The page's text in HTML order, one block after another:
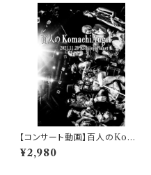
【コンサート動画】百人のKoma
chiAngel/ワンマン
¥2,980